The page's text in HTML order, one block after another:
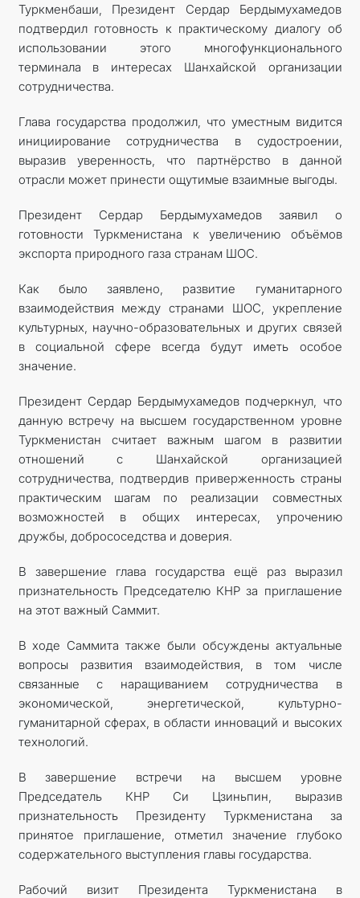
Туркменбаши, Президент Сердар Бердымухамедов
подтвердил готовность к практическому диалогу об
использовании этого многофункционального
терминала в интересах Шанхайской организации
сотрудничества.
Глава государства продолжил, что уместным видится
инициирование сотрудничества в судостроении,
выразив уверенность, что партнёрство в данной
отрасли может принести ощутимые взаимные выгоды.
Президент Сердар Бердымухамедов заявил о
готовности Туркменистана к увеличению объёмов
экспорта природного газа странам ШОС.
Как было заявлено, развитие гуманитарного
взаимодействия между странами ШОС, укрепление
культурных, научно-образовательных и других связей
в социальной сфере всегда будут иметь особое
значение.
Президент Сердар Бердымухамедов подчеркнул, что
данную встречу на высшем государственном уровне
Туркменистан считает важным шагом в развитии
отношений с Шанхайской организацией
сотрудничества, подтвердив приверженность страны
практическим шагам по реализации совместных
возможностей в общих интересах, упрочению
дружбы, добрососедства и доверия.
В завершение глава государства ещё раз выразил
признательность Председателю КНР за приглашение
на этот важный Саммит.
В ходе Саммита также были обсуждены актуальные
вопросы развития взаимодействия, в том числе
связанные с наращиванием сотрудничества в
экономической, энергетической, культурно-
гуманитарной сферах, в области инноваций и высоких
технологий.
В завершение встречи на высшем уровне
Председатель КНР Си Цзиньпин, выразив
признательность Президенту Туркменистана за
принятое приглашение, отметил значение глубоко
содержательного выступления главы государства.
Рабочий визит Президента Туркменистана в